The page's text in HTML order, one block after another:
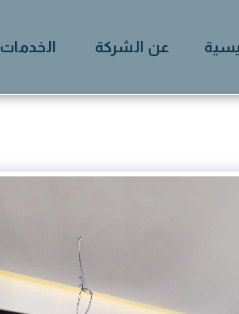
عن الشركة الخدمات